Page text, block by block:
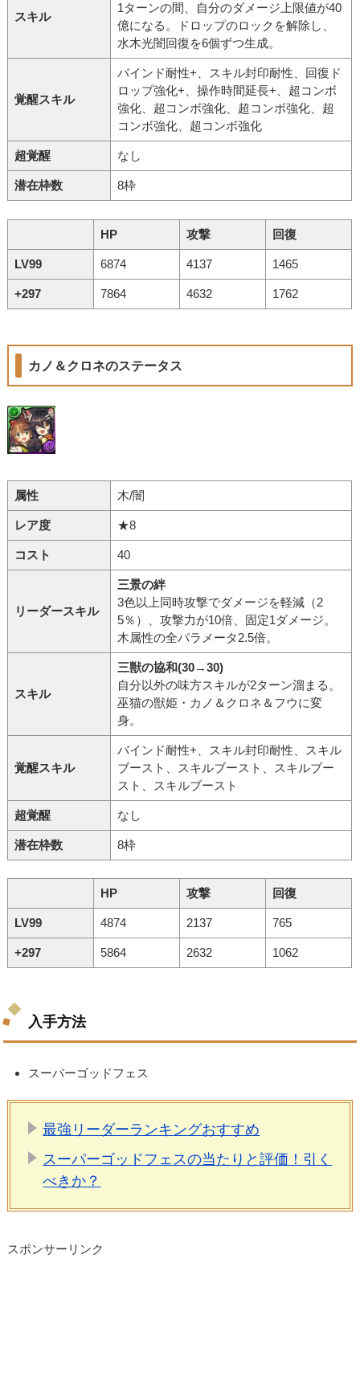
スキル
1ターンの間、自分のダメージ上限値が40
億になる。ドロップのロックを解除し、
水木光闇回復を6個ずつ生成。
覚醒スキル
バインド耐性+、スキル封印耐性、回復ド
ロップ強化+、操作時間延長+、超コンボ
強化、超コンボ強化、超コンボ強化、超
コンボ強化、超コンボ強化
超覚醒 なし
潜在枠数 8枠
HP 攻撃 回復
LV99 6874 4137 1465
+297 7864 4632 1762
カノ＆クロネのステータス
属性 木/闇
レア度 ★8
コスト 40
リーダースキル
三景の絆
3色以上同時攻撃でダメージを軽減（2
5％）、攻撃力が10倍、固定1ダメージ。
木属性の全パラメータ2.5倍。
スキル
三獣の協和(30→30)
自分以外の味方スキルが2ターン溜まる。
巫猫の獣姫・カノ＆クロネ＆フウに変
身。
覚醒スキル
バインド耐性+、スキル封印耐性、スキル
ブースト、スキルブースト、スキルブー
スト、スキルブースト
超覚醒 なし
潜在枠数 8枠
HP 攻撃 回復
LV99 4874 2137 765
+297 5864 2632 1062
入手方法
スーパーゴッドフェス
最強リーダーランキングおすすめ
スーパーゴッドフェスの当たりと評価！引く
べきか？
スポンサーリンク